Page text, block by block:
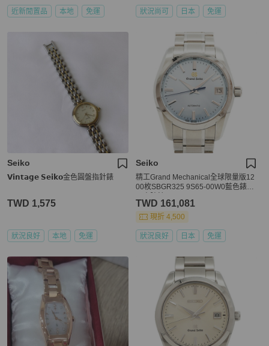
近新閒置品 本地 免運 狀況尚可 日本 免運
Seiko
𝗩𝗶𝗻𝘁𝗮𝗴𝗲 𝗦𝗲𝗶𝗸𝗼金色圓盤指針錶
TWD 1,575
狀況良好 本地 免運
Seiko
精工Grand Mechanical全球限量版12
00枚SBGR325 9S65-00W0藍色錶盤
TWD 161,081
現折 4,500
狀況良好 日本 免運